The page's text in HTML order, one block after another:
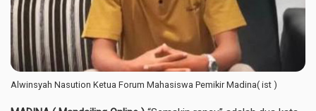
Alwinsyah Nasution Ketua Forum Mahasiswa Pemikir Madina( ist )